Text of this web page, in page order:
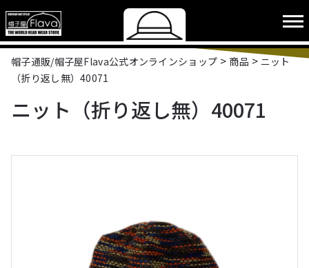
帽子通販/帽子屋Flava公式オンラインショップ > 商品 > ニット
（折り返し無）40071
ニット（折り返し無）40071